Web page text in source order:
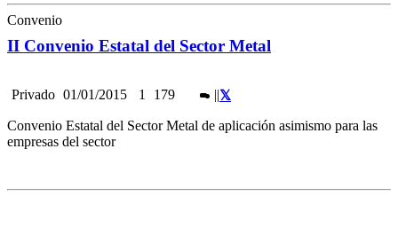
Convenio
II Convenio Estatal del Sector Metal
Privado 01/01/2015 1 179 ||
Convenio Estatal del Sector Metal de aplicación asimismo para las
empresas del sector